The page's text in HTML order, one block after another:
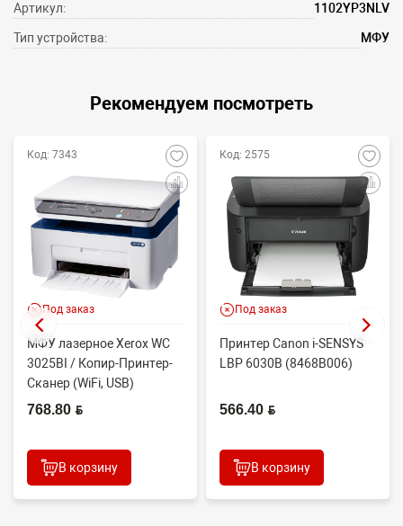
Артикул: 1102YP3NLV
Тип устройства: МФУ
Рекомендуем посмотреть
Код: 7343
Под заказ
МФУ лазерное Xerox WC
3025BI / Копир-Принтер-
Сканер (WiFi, USB)
768.80 BYN
В корзину
Код: 2575
Под заказ
Принтер Canon i-SENSYS
LBP 6030B (8468B006)
566.40 BYN
В корзину